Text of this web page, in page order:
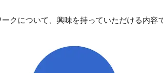
クについて、興味を持っていただける内容